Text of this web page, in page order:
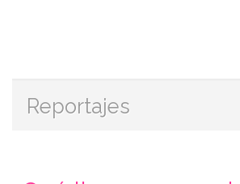
Reportajes